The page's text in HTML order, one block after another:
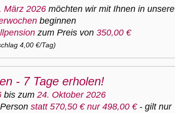
März 2026 möchten wir mit Ihnen in unsere
beginnen
zum Preis von 350,00 €
4,00 €/Tag)
- 7 Tage erholen!
bis zum 24. Oktober 2026
statt 570,50 € nur 498,00 €- gilt nur